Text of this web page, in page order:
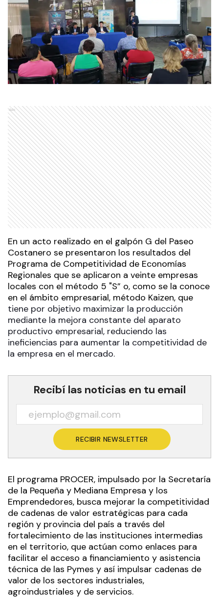
Ads
En un acto realizado en el galpón G del Paseo
Costanero se presentaron los resultados del
Programa de Competitividad de Economías
Regionales que se aplicaron a veinte empresas
locales con el método 5 "S” o, como se la conoce
en el ámbito empresarial, método Kaizen, que
tiene por objetivo maximizar la producción
mediante la mejora constante del aparato
productivo empresarial, reduciendo las
ineficiencias para aumentar la competitividad de
la empresa en el mercado.
Recibí las noticias en tu email
RECIBIR NEWSLETTER
El programa PROCER, impulsado por la Secretaría
de la Pequeña y Mediana Empresa y los
Emprendedores, busca mejorar la competitividad
de cadenas de valor estratégicas para cada
región y provincia del país a través del
fortalecimiento de las instituciones intermedias
en el territorio, que actúan como enlaces para
facilitar el acceso a financiamiento y asistencia
técnica de las Pymes y así impulsar cadenas de
valor de los sectores industriales,
agroindustriales y de servicios.